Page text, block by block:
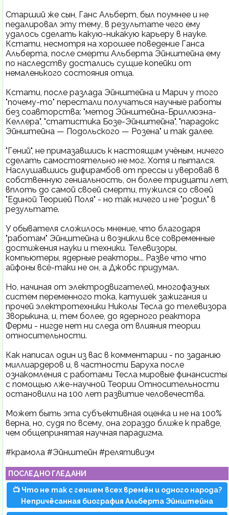
Старший же сын, Ганс Альберт, был поумнее и не
педалировал эту тему, в результате чего ему
удалось сделать какую-никакую карьеру в науке.
Кстати, несмотря на хорошее поведение Ганса
Альберта, после смерти Альберта Эйнштейна ему
по наследству достались сущие копейки от
немаленького состояния отца.
Кстати, после разлада Эйнштейна и Марич у того
"почему-то" перестали получаться научные работы
без соавторства: "метод Эйнштейна-Бриллюэна-
Келлера", "статистика Бозе-Эйнштейна", "парадокс
Эйнштейна — Подольского — Розена" и так далее.
"Гений", не примазавшись к настоящим учёным, ничего
сделать самостоятельно не мог. Хотя и пытался.
Наслушавшись дифирамбов от прессы и уверовав в
собственную гениальность, он более тридцати лет,
вплоть до самой своей смерти, тужился со своей
"Единой Теорией Поля" - но так ничего и не "родил" в
результате.
У обывателя сложилось мнение, что благодаря
"работам" Эйнштейна и возникли все современные
достижения науки и техники. Телевизоры,
компьютеры, ядерные реакторы... Разве что что
айфоны всё-таки не он, а Джобс придумал.
Но, начиная от электродвигателей, многофазных
систем переменного тока, катушек зажигания и
прочей электротехники Николы Тесла до телевизора
Зворыкина, и, тем более, до ядерного реактора
Ферми - нигде нет ни следа от влияния теории
относительности.
Как написал один из вас в комментарии - по заданию
миллиардеров и, в частности Баруха после
ознакомления с работами Тесла мировые финансисты
с помощью лже-научной Теории Относительности
остановили на 100 лет развитие человечества.
Может быть эта субъективная оценка и не на 100%
верна, но, судя по всему, она гораздо ближе к правде,
чем общепринятая научная парадигма.
#крамола #Эйнштейн #релятивизм
ПОСЛЕДНО ГЛЕДАНИ
📺 Что не так с гением всех времён и одного народа?
Непричёсанная биография Альберта Эйнштейна